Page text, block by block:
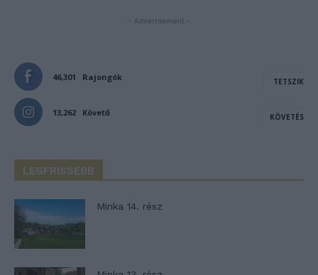
- Advertisement -
46,301 Rajongók TETSZIK
13,262 Követő KÖVETÉS
LEGFRISSEBB
Minka 14. rész